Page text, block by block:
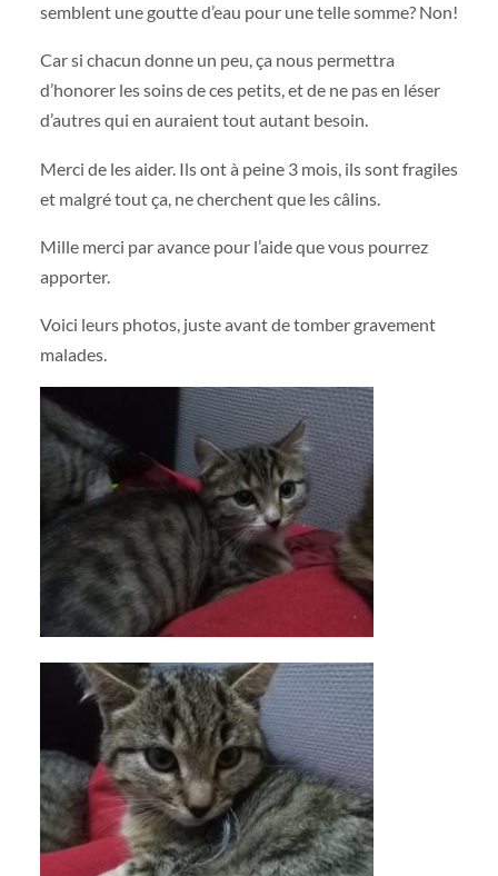
semblent une goutte d’eau pour une telle somme? Non!
Car si chacun donne un peu, ça nous permettra
d’honorer les soins de ces petits, et de ne pas en léser
d’autres qui en auraient tout autant besoin.
Merci de les aider. Ils ont à peine 3 mois, ils sont fragiles
et malgré tout ça, ne cherchent que les câlins.
Mille merci par avance pour l’aide que vous pourrez
apporter.
Voici leurs photos, juste avant de tomber gravement
malades.